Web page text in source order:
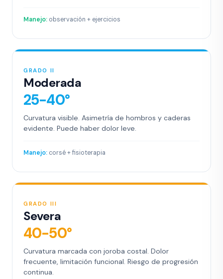
Manejo: observación + ejercicios
GRADO II
Moderada
25-40°
Curvatura visible. Asimetría de hombros y caderas
evidente. Puede haber dolor leve.
Manejo: corsé + fisioterapia
GRADO III
Severa
40-50°
Curvatura marcada con joroba costal. Dolor
frecuente, limitación funcional. Riesgo de progresión
continua.